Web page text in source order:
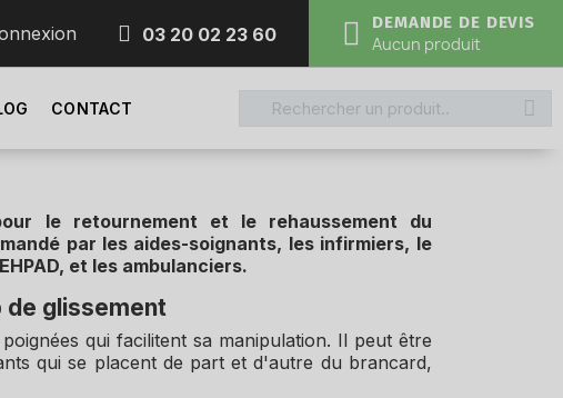
03 20 02 23 60
DEMANDE DE DEVIS
Aucun produit
CONTACT
le retournement et le rehaussement du
par les aides-soignants, les infirmiers, le
et les ambulanciers.
de glissement
qui facilitent sa manipulation. Il peut être
qui se placent de part et d'autre du brancard,